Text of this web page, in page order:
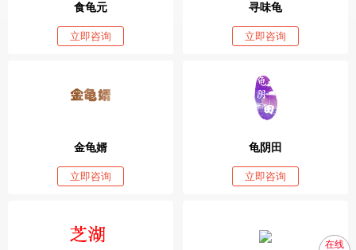
食龟元
立即咨询
寻味龟
立即咨询
金龟婿
立即咨询
龟阴田
立即咨询
在线